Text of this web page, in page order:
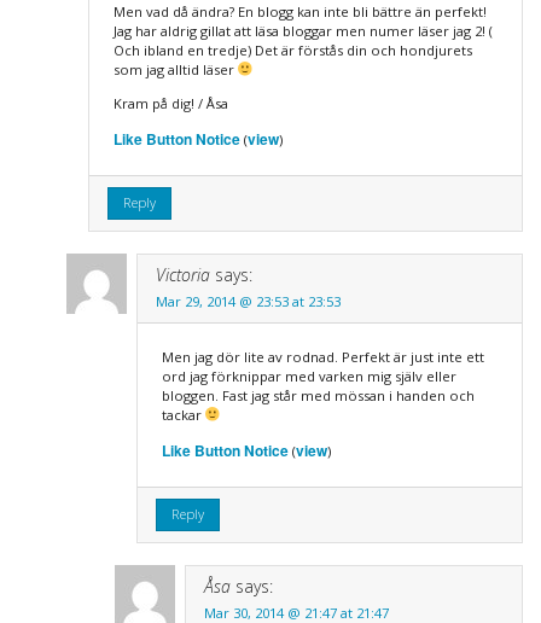
Men vad då ändra? En blogg kan inte bli bättre än perfekt!
Jag har aldrig gillat att läsa bloggar men numer läser jag 2! (
Och ibland en tredje) Det är förstås din och hondjurets
som jag alltid läser
Kram på dig! / Åsa
Like Button Notice(view)
Reply
Victoria says:
Mar 29, 2014 @ 23:53 at 23:53
Men jag dör lite av rodnad. Perfekt är just inte ett
ord jag förknippar med varken mig själv eller
bloggen. Fast jag står med mössan i handen och
tackar
Like Button Notice(view)
Reply
Åsa says:
Mar 30, 2014 @ 21:47 at 21:47